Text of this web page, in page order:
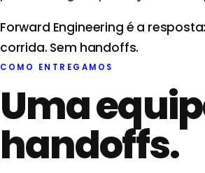
Forward Engineering é a
corrida. Sem handoffs.
COMO ENTREGAMOS
Uma
handoffs.